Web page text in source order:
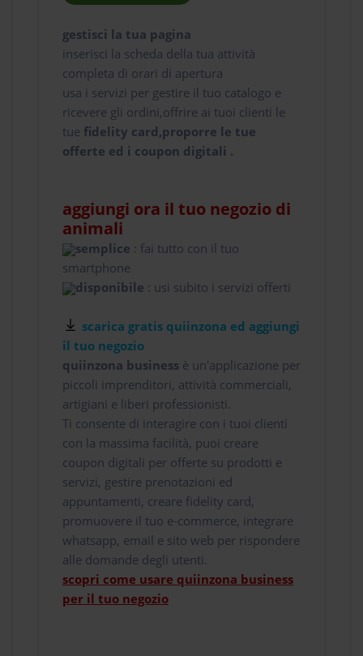
gestisci la tua pagina
inserisci la scheda della tua attività
completa di orari di apertura
usa i servizi per gestire il tuo catalogo e
ricevere gli ordini,offrire ai tuoi clienti le
tue fidelity card,proporre le tue
offerte ed i coupon digitali .
aggiungi ora il tuo negozio di
animali
semplice : fai tutto con il tuo
smartphone
disponibile : usi subito i servizi offerti
scarica gratis quiinzona ed aggiungi
il tuo negozio
quiinzona business è un'applicazione per
piccoli imprenditori, attività commerciali,
artigiani e liberi professionisti.
Ti consente di interagire con i tuoi clienti
con la massima facilità, puoi creare
coupon digitali per offerte su prodotti e
servizi, gestire prenotazioni ed
appuntamenti, creare fidelity card,
promuovere il tuo e-commerce, integrare
whatsapp, email e sito web per rispondere
alle domande degli utenti.
scopri come usare quiinzona business
per il tuo negozio